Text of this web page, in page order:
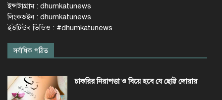
ইন্সটাগ্রাম : dhumkatunews
লিংকডইন : dhumkatunews
ইউটিউব ভিডিও : #dhumkatunews
সর্বাধিক পঠিত
চাকরির নিরাপত্তা ও বিয়ে হবে যে ছোট্ট দোয়ায়